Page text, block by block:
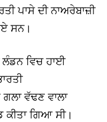
ਪਾਸੇ ਦੀ ਨਾਅਰੇਬਾਜ਼ੀ
ਸਨ।
ਲੰਡਨ ਵਿਚ ਹਾਈ
ਵੱਢਣ ਵਾਲਾ
ਕੀਤਾ ਗਿਆ ਸੀ।